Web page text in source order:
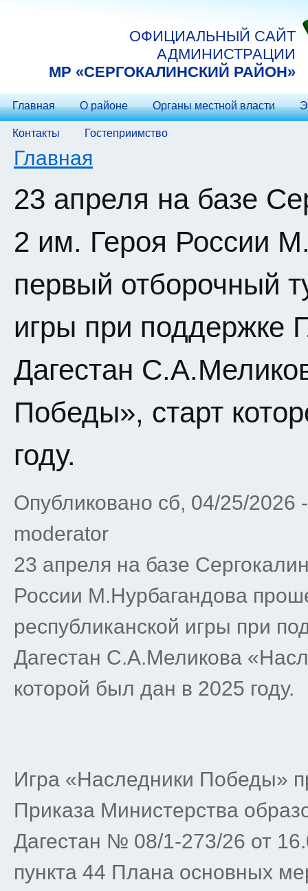
ОФИЦИАЛЬНЫЙ САЙТ
АДМИНИСТРАЦИИ
МP «СЕРГОКАЛИНСКИЙ РАЙОН»
Главная О районе Органы местной власти
Контакты Гостеприимство
Вы здесь
Главная
23 апреля на базе
2 им. Героя России
первый отборочный
игры при поддержке
Дагестан
Победы», старт
году.
Опубликовано сб, 04/25/2026
moderator
23 апреля на базе
России М.Нурбагандова
республиканской игры при
Дагестан С.А.Меликова
которой был дан в 2025 году.
Игра «Наследники Победы»
Приказа Министерства
Дагестан № 08/1-273/26 от
пункта 44 Плана основных